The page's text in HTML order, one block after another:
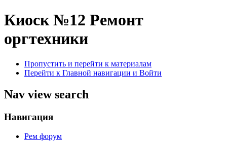
Киоск №12 Ремонт
оргтехники
Пропустить и перейти к материалам
Перейти к Главной навигации и Войти
Nav view search
Навигация
Рем форум